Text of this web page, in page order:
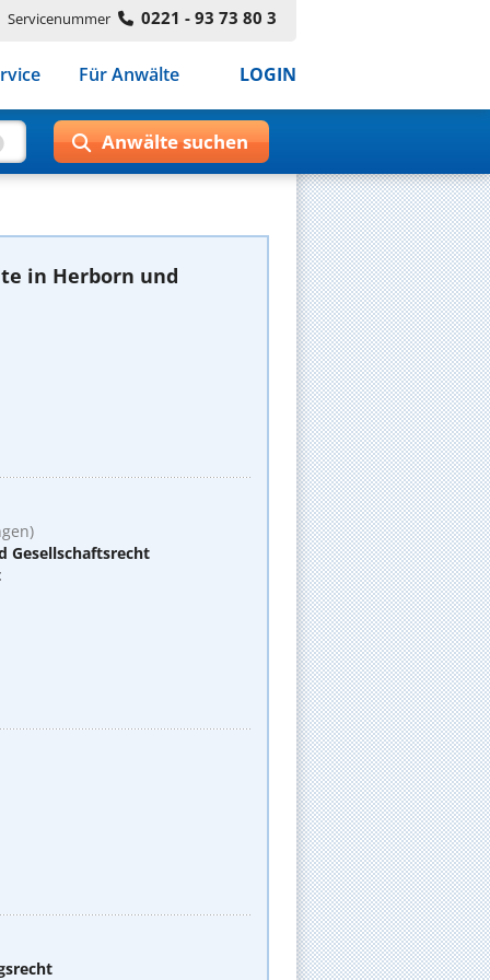
Servicenummer 0221 - 93 73 80 3
Für Anwälte LOGIN
in Herborn und
Gesellschaftsrecht